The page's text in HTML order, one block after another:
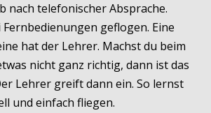
nach telefonischer Absprache.
Fernbedienungen geflogen. Eine
hat der Lehrer. Machst du beim
nicht ganz richtig, dann ist das
Lehrer greift dann ein. So lernst
und einfach fliegen.